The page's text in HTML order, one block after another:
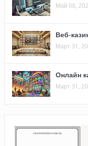
Май 08,
Веб-
Март 31,
Онлайн
Март 31,